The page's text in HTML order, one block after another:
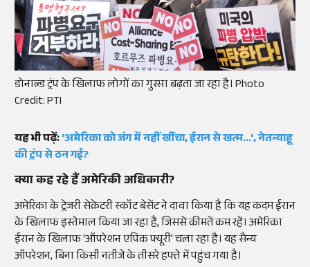
डोनाल्ड ट्रंप के खिलाफ लोगों का गुस्सा बढ़ता जा रहा है। Photo
Credit: PTI
यह भी पढ़ें:'अमेरिका को जंग में नहीं खींचा, ईरान से खत्म...', नेतन्याहू
की ट्रंप से ठन गई?
क्या कह रहे हैं अमेरिकी अधिकारी?
अमेरिका के ट्रेजरी सेक्रेटरी स्कॉट बेसेंट ने दावा किया है कि यह कदम ईरान
के खिलाफ इस्तेमाल किया जा रहा है, जिससे कीमतें कम रहें। अमेरिका
ईरान के खिलाफ 'ऑपरेशन एपिक फ्यूरी' चला रहा है। यह सैन्य
ऑपरेशन, बिना किसी नतीजे के तीसरे हफ्ते में पहुंच गया है।